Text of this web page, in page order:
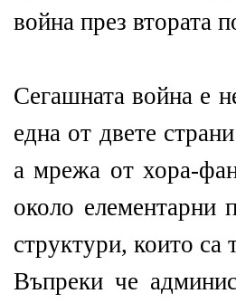
война през втората
Сегашната война е
една от двете
а мрежа от хора-
около елементарни
структури, които са
Въпреки че